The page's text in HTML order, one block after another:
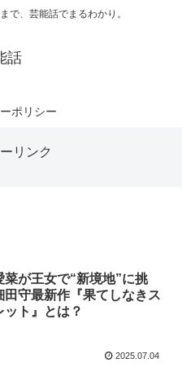
で、芸能話でまるわかり。
話
ポリシー
リンク
菜が王女で“新境地”に挑
田守最新作『果てしなきス
ット』とは？
2025.07.04